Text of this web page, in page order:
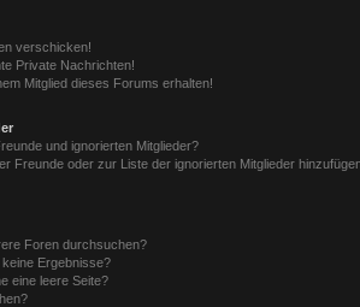
verschicken!
Private Nachrichten!
Mitglied dieses Forums erhalten!
und ignorierten Mitglieder?
Freunde oder zur Liste der ignorierten Mitglieder
Foren durchsuchen?
Ergebnisse?
eine leere Seite?